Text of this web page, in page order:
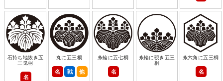
石持ち地抜き五
三鬼桐
名
丸に五三桐
名 戦 他
糸輪に五七桐
名
糸輪に覗き五三
桐
糸六角に五三桐
名